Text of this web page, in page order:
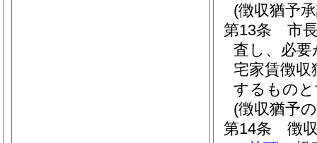
(徴収猶予
第13条
市
査し、必
宅家賃徴収
するもの
(徴収猶予
第14条
徴